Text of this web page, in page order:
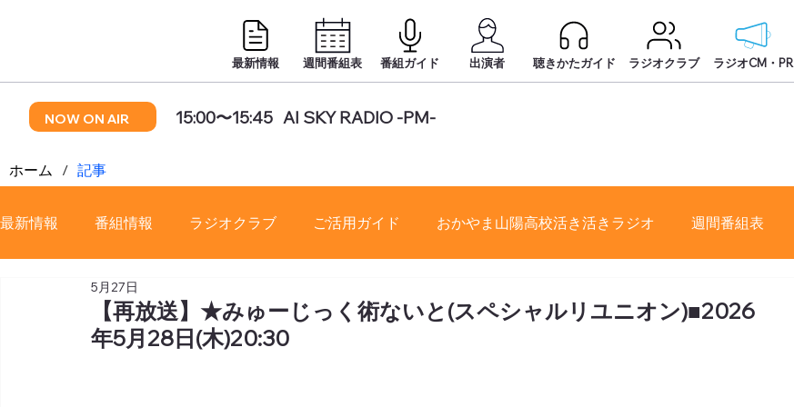
ホーム / 記事
NOW ON AIR 15:00〜15:45 AI SKY RADIO -PM-
最新情報 週間番組表 番組ガイド 出演者 聴きかたガイド ラジオクラブ ラジオCM・PR
最新情報 番組情報 ラジオクラブ ご活用ガイド おかやま山陽高校活き活きラジオ 週間番組表
番組審議会
【再放送】★みゅーじっく術ないと(スペシャルリユニオン)■2026
年5月28日(木)20:30
5月27日